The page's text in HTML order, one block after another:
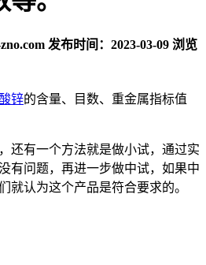
发布时间：2023-03-09 浏览
锌的含量、目数、重金属指标值
还有一个方法就是做小试，通过实
有问题，再进一步做中试，如果中
就认为这个产品是符合要求的。